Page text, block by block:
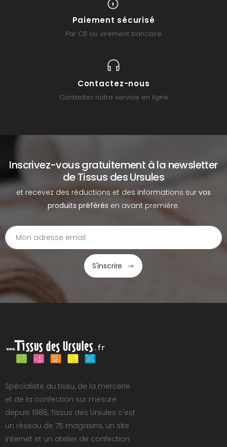
Paiement sécurisé
Par CB ou virement bancaire
Contactez-nous
Contactez notre service en ligne
Inscrivez-vous gratuitement à la newsletter
de Tissus des Ursules
et recevez des réductions et des informations sur vos
produits préférés en avant première.
S'inscrire
Spécialiste du tissu, de la mercerie
et de la confection sur mesure
depuis 1986, Tissus des Ursules c'est
un réseau de 75 magasins, un site
Internet et un atelier de confection